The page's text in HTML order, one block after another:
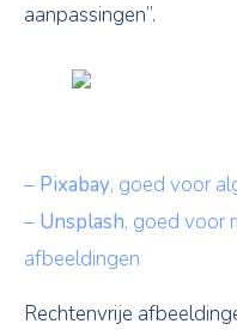
aanpassingen”.
– Pixabay, goed voor
– Unsplash, goed voor
afbeeldingen
Rechtenvrije